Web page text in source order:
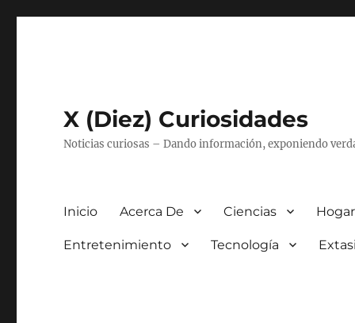
X (Diez) Curiosidades
Noticias curiosas – Dando información, exponiendo
Inicio Acerca De Ciencias
Entretenimiento Tecnología